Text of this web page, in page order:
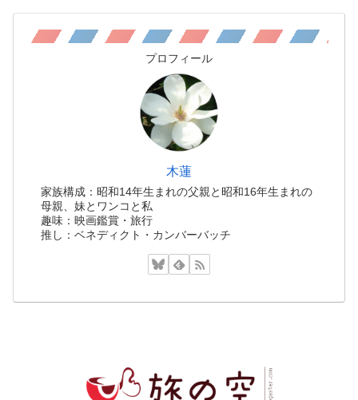
プロフィール
木蓮
家族構成：昭和14年生まれの父親と昭和16年生まれの
母親、妹とワンコと私
趣味：映画鑑賞・旅行
推し：ベネディクト・カンバーバッチ